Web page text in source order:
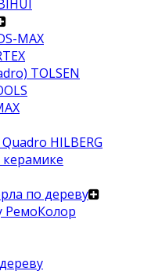
MAX
TOLSEN
HILBERG
по дереву
РемоКолор